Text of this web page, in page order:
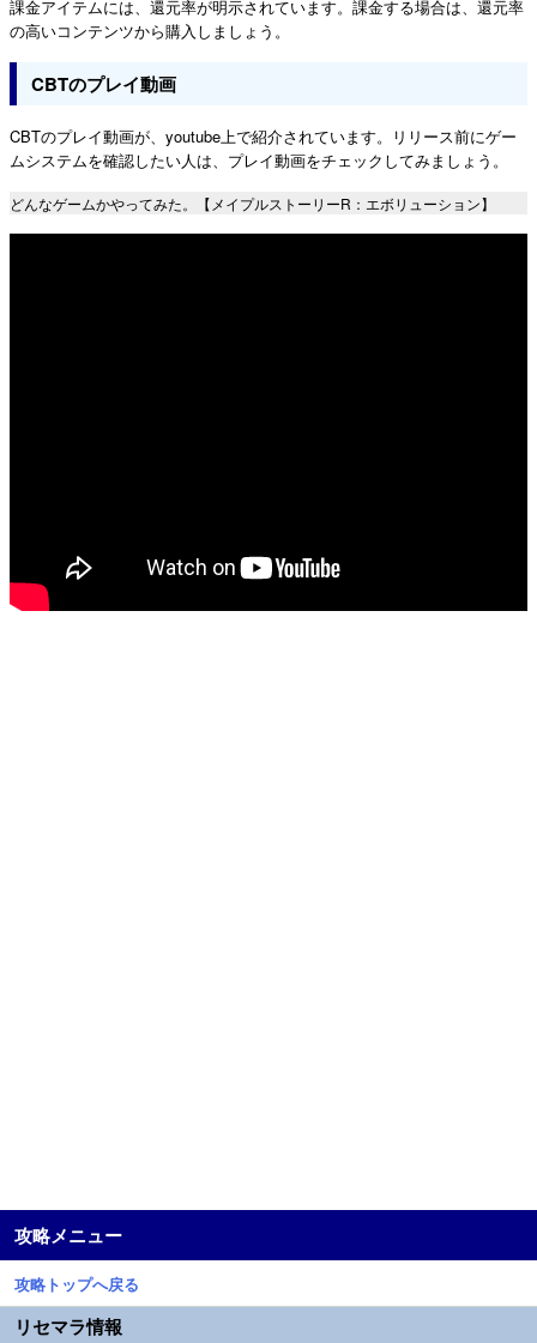
課金アイテムには、還元率が明示されています。課金する場合は、還元率
の高いコンテンツから購入しましょう。
CBTのプレイ動画
CBTのプレイ動画が、youtube上で紹介されています。リリース前にゲー
ムシステムを確認したい人は、プレイ動画をチェックしてみましょう。
どんなゲームかやってみた。【メイプルストーリーR：エボリューション】
攻略メニュー
攻略トップへ戻る
リセマラ情報